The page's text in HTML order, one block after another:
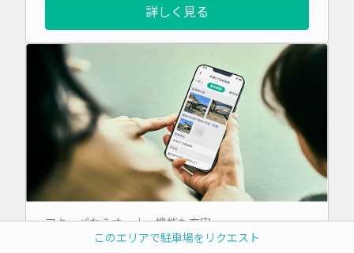
このエリアで駐車場をリクエスト
詳しく見る
アキッパならオーナー機能も充実